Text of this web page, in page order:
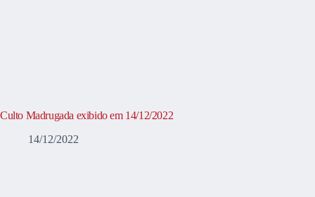
Culto Madrugada exibido em 14/12/2022
14/12/2022